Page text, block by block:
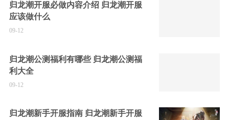
归龙潮开服必做内容介绍 归龙潮开服
应该做什么
09-12
归龙潮公测福利有哪些 归龙潮公测福
利大全
09-12
归龙潮新手开服指南 归龙潮新手开服